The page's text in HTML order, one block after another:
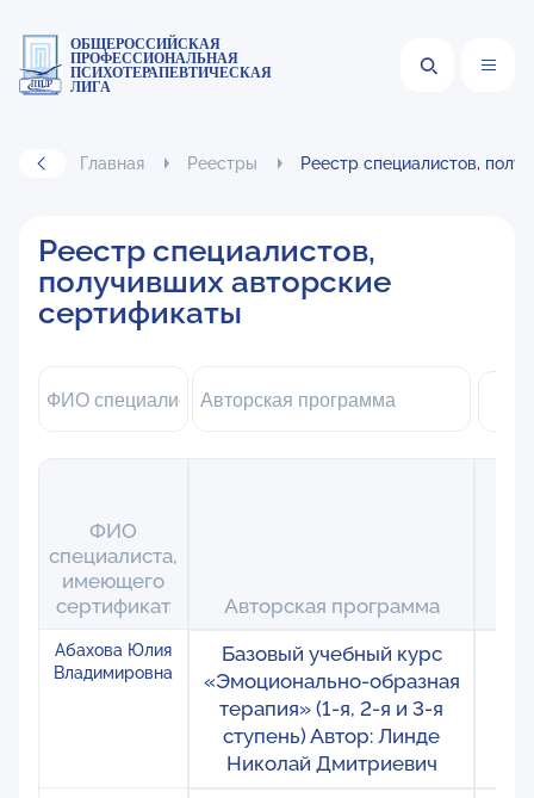
ОБЩЕРОССИЙСКАЯ
ПРОФЕССИОНАЛЬНАЯ
ПСИХОТЕРАПЕВТИЧЕСКАЯ
ЛИГА
Главная Реестры Реестр специалистов,
Реестр специалистов,
получивших авторские
сертификаты
ФИО
специалиста,
имеющего
сертификат
Авторская программа
Абахова Юлия
Владимировна
Базовый учебный курс
«Эмоционально-образная
терапия» (1-я, 2-я и 3-я
ступень) Автор: Линде
Николай Дмитриевич